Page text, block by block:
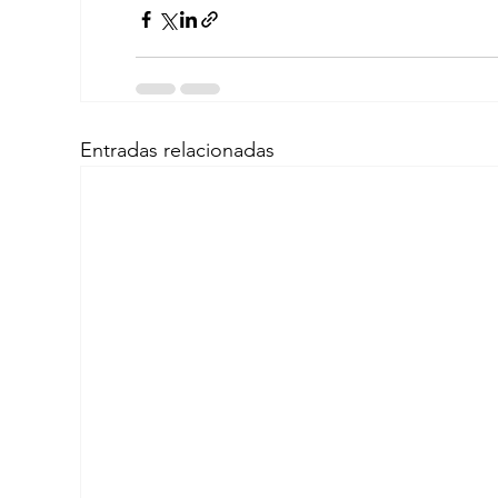
Entradas relacionadas